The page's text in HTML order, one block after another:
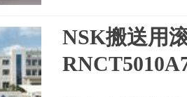
NSK搬送用